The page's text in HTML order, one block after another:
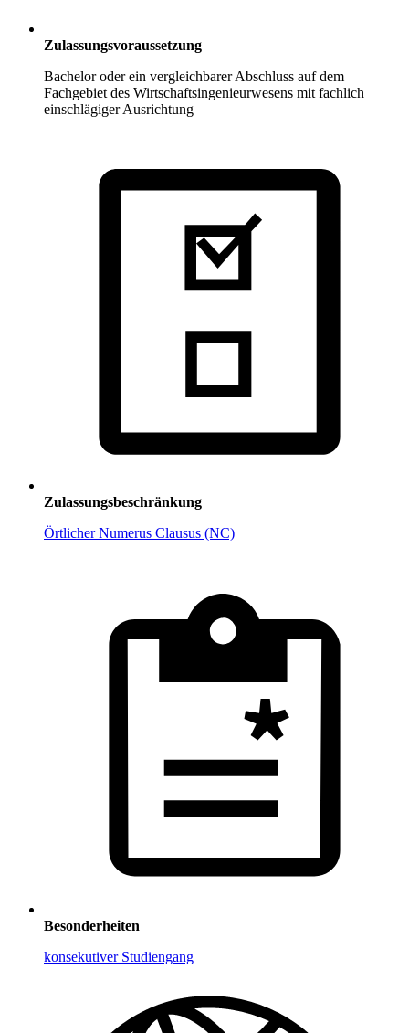
Zulassungsvoraussetzung
Bachelor oder ein vergleichbarer Abschluss auf dem
Fachgebiet des Wirtschaftsingenieurwesens mit fachlich
einschlägiger Ausrichtung
Zulassungsbeschränkung
Örtlicher Numerus Clausus (NC)
Besonderheiten
konsekutiver Studiengang